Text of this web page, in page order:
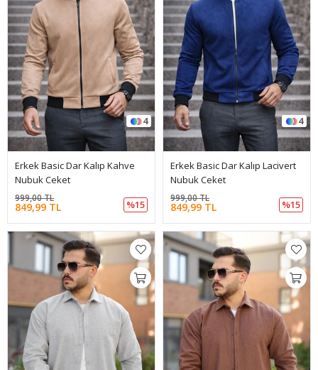
4
Erkek Basic Dar Kalıp Kahve
Nubuk Ceket
849,99 TL
999,00 TL
%15
4
Erkek Basic Dar Kalıp Lacivert
Nubuk Ceket
849,99 TL
999,00 TL
%15